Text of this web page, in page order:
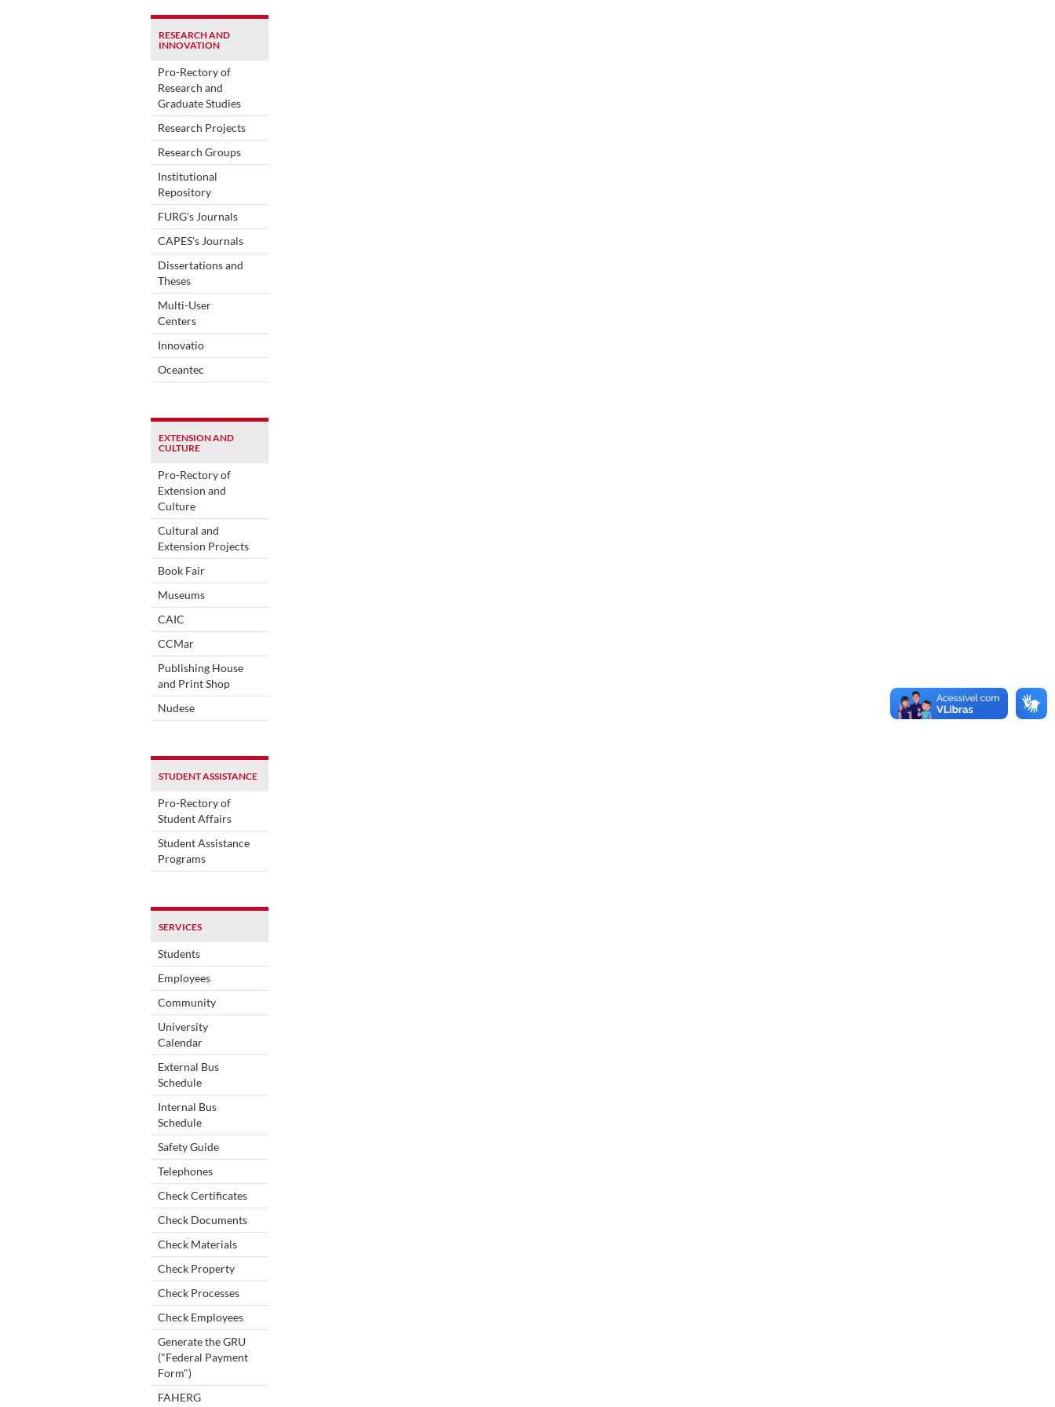
RESEARCH AND
INNOVATION
Pro-Rectory of
Research and
Graduate Studies
Research Projects
Research Groups
Institutional
Repository
FURG's Journals
CAPES's Journals
Dissertations and
Theses
Multi-User
Centers
Innovatio
Oceantec
EXTENSION AND
CULTURE
Pro-Rectory of
Extension and
Culture
Cultural and
Extension Projects
Book Fair
Museums
CAIC
CCMar
Publishing House
and Print Shop
Nudese
STUDENT ASSISTANCE
Pro-Rectory of
Student Affairs
Student Assistance
Programs
SERVICES
Students
Employees
Community
University
Calendar
External Bus
Schedule
Internal Bus
Schedule
Safety Guide
Telephones
Check Certificates
Check Documents
Check Materials
Check Property
Check Processes
Check Employees
Generate the GRU
("Federal Payment
Form")
FAHERG